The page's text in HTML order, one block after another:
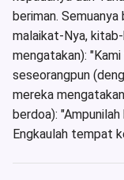
beriman.
malaikat-Nya,
mengatakan):
seseorangpun
mereka
berdoa):
Engkaulah tempat